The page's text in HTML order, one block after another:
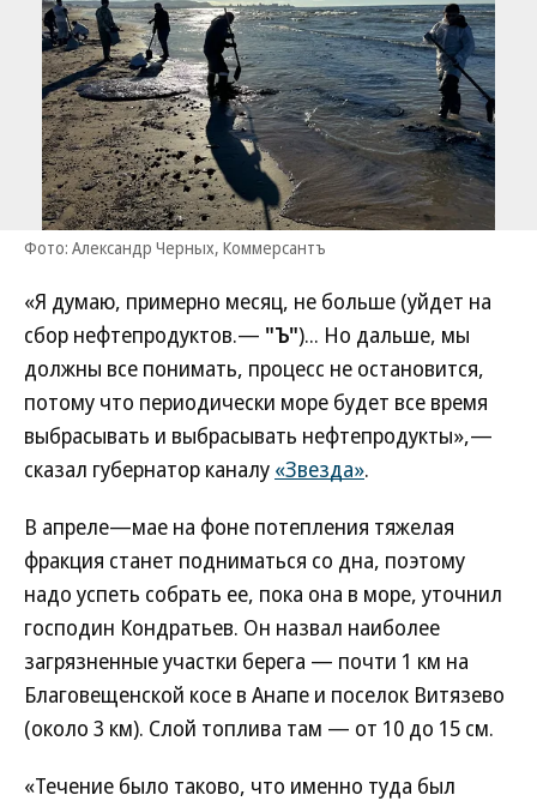
Фото: Александр Черных, Коммерсантъ
«Я думаю, примерно месяц, не больше (уйдет на
сбор нефтепродуктов.— "Ъ")... Но дальше, мы
должны все понимать, процесс не остановится,
потому что периодически море будет все время
выбрасывать и выбрасывать нефтепродукты»,—
сказал губернатор каналу «Звезда».
В апреле—мае на фоне потепления тяжелая
фракция станет подниматься со дна, поэтому
надо успеть собрать ее, пока она в море, уточнил
господин Кондратьев. Он назвал наиболее
загрязненные участки берега — почти 1 км на
Благовещенской косе в Анапе и поселок Витязево
(около 3 км). Слой топлива там — от 10 до 15 см.
«Течение было таково, что именно туда был